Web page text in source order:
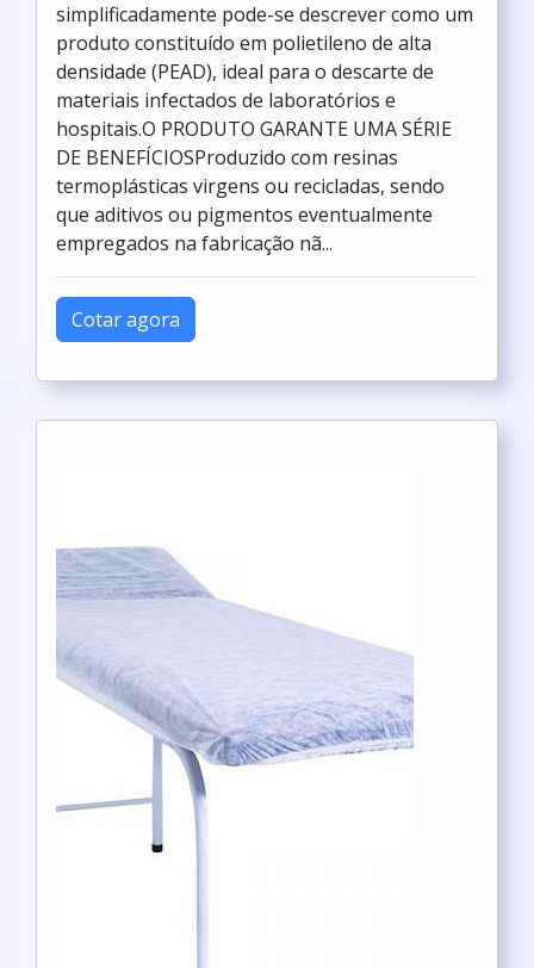
simplificadamente pode-se descrever como um
produto constituído em polietileno de alta
densidade (PEAD), ideal para o descarte de
materiais infectados de laboratórios e
hospitais.O PRODUTO GARANTE UMA SÉRIE
DE BENEFÍCIOSProduzido com resinas
termoplásticas virgens ou recicladas, sendo
que aditivos ou pigmentos eventualmente
empregados na fabricação nã...
Cotar agora